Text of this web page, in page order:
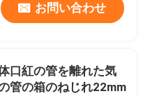
お問い合わせ
口紅の管を離れた気
管の箱のねじれ22mm